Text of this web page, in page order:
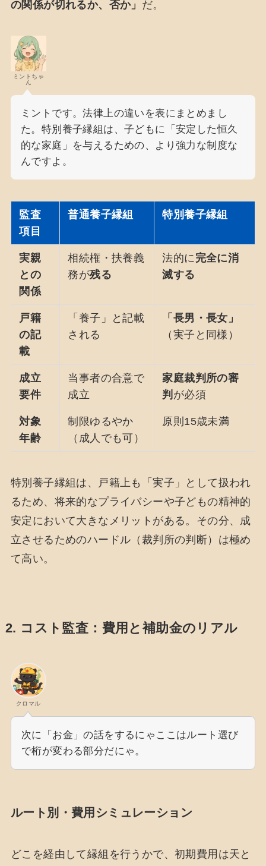
の関係が切れるか、否か」 だ。
ミントちゃ
ん
ミントです。法律上の違いを表にまとめまし
た。特別養子縁組は、子どもに「安定した恒久
的な家庭」を与えるための、より強力な制度な
んですよ。
監査
項目
普通養子縁組 特別養子縁組
実親
との
関係
相続権・扶養義
務が残る
法的に完全に消
滅する
戸籍
の記
載
「養子」と記載
される
「長男・長女」
（実子と同様）
成立
要件
当事者の合意で
成立
家庭裁判所の審
判 が必須
対象
年齢
制限ゆるやか
（成人でも可）
原則15歳未満
特別養子縁組は、戸籍上も「実子」として扱われ
るため、将来的なプライバシーや子どもの精神的
安定において大きなメリットがある。その分、成
立させるためのハードル（裁判所の判断）は極め
て高い。
2. コスト監査：費用と補助金のリアル
クロマル
次に「お金」の話をするにゃここはルート選び
で桁が変わる部分だにゃ。
ルート別・費用シミュレーション
どこを経由して縁組を行うかで、初期費用は天と